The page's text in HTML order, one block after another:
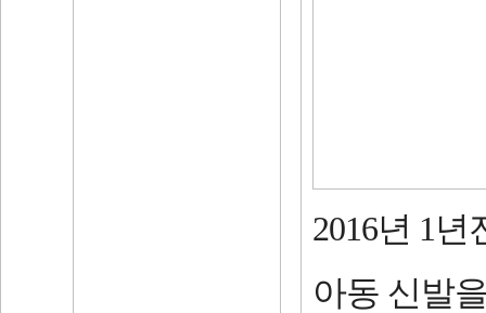
2016년 1
아동 신발